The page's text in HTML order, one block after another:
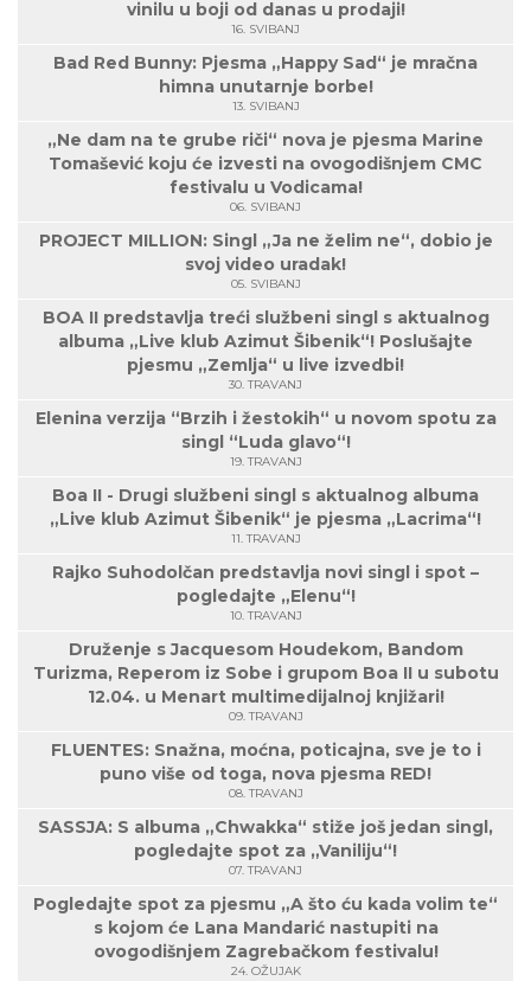
vinilu u boji od danas u prodaji!
16. SVIBANJ
Bad Red Bunny: Pjesma „Happy Sad“ je mračna
himna unutarnje borbe!
13. SVIBANJ
„Ne dam na te grube riči“ nova je pjesma Marine
Tomašević koju će izvesti na ovogodišnjem CMC
festivalu u Vodicama!
06. SVIBANJ
PROJECT MILLION: Singl „Ja ne želim ne“, dobio je
svoj video uradak!
05. SVIBANJ
BOA II predstavlja treći službeni singl s aktualnog
albuma „Live klub Azimut Šibenik“! Poslušajte
pjesmu „Zemlja“ u live izvedbi!
30. TRAVANJ
Elenina verzija “Brzih i žestokih“ u novom spotu za
singl “Luda glavo“!
19. TRAVANJ
Boa II - Drugi službeni singl s aktualnog albuma
„Live klub Azimut Šibenik“ je pjesma „Lacrima“!
11. TRAVANJ
Rajko Suhodolčan predstavlja novi singl i spot –
pogledajte „Elenu“!
10. TRAVANJ
Druženje s Jacquesom Houdekom, Bandom
Turizma, Reperom iz Sobe i grupom Boa II u subotu
12.04. u Menart multimedijalnoj knjižari!
09. TRAVANJ
FLUENTES: Snažna, moćna, poticajna, sve je to i
puno više od toga, nova pjesma RED!
08. TRAVANJ
SASSJA: S albuma „Chwakka“ stiže još jedan singl,
pogledajte spot za „Vaniliju“!
07. TRAVANJ
Pogledajte spot za pjesmu „A što ću kada volim te“
s kojom će Lana Mandarić nastupiti na
ovogodišnjem Zagrebačkom festivalu!
24. OŽUJAK